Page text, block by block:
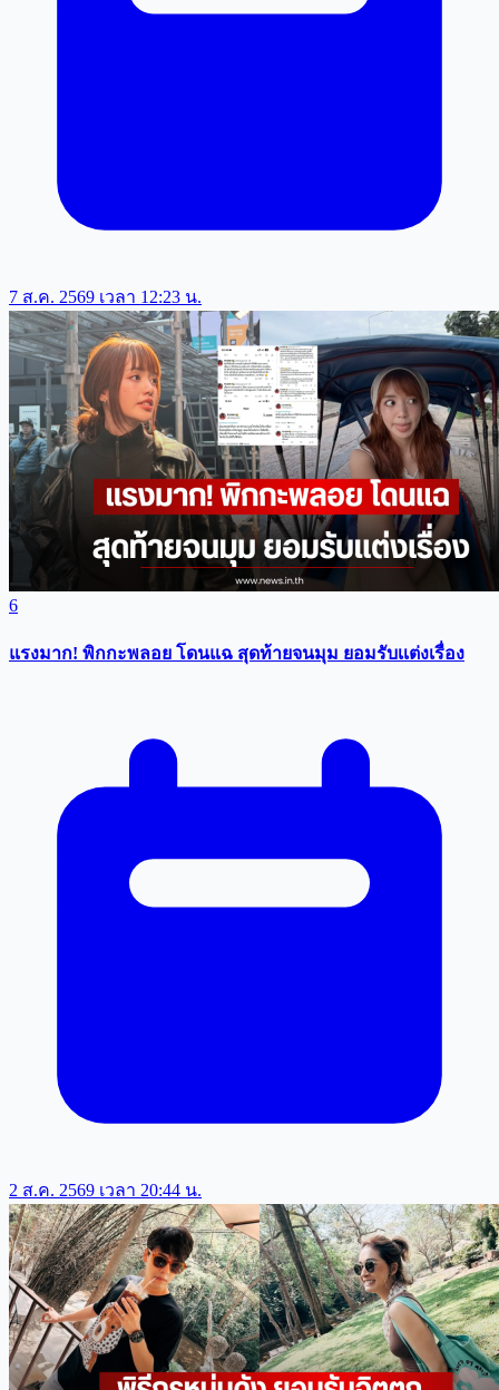
7 ส.ค. 2569 เวลา 12:23 น.
6
แรงมาก! พิกกะพลอย โดนแฉ สุดท้ายจนมุม ยอมรับเเต่งเรื่อง
2 ส.ค. 2569 เวลา 20:44 น.